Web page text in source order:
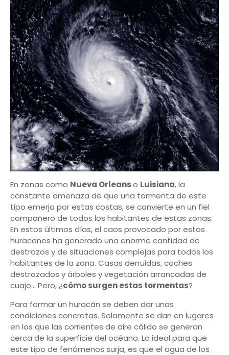
En zonas como Nueva Orleanso Luisiana, la
constante amenaza de que una tormenta de este
tipo emerja por estas costas, se convierte en un fiel
compañero de todos los habitantes de estas zonas.
En estos últimos días, el caos provocado por estos
huracanes ha generado una enorme cantidad de
destrozos y de situaciones complejas para todos los
habitantes de la zona. Casas derruidas, coches
destrozados y árboles y vegetación arrancadas de
cuajo... Pero, ¿cómo surgen estas tormentas?
Para formar un huracán se deben dar unas
condiciones concretas. Solamente se dan en lugares
en los que las corrientes de aire cálido se generan
cerca de la superficie del océano. Lo ideal para que
este tipo de fenómenos surja, es que el agua de los